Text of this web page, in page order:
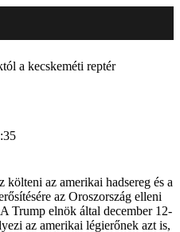
a kecskeméti reptér
az amerikai hadsereg és a
az Oroszország elleni
Trump elnök által december 12-
az amerikai légierőnek azt is,